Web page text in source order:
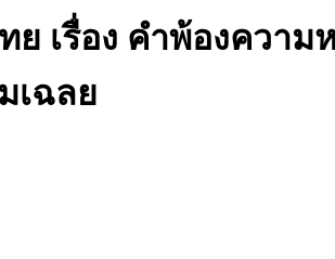
เรื่อง คำพ้องควา
เฉลย